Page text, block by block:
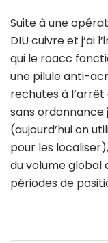
Suite à une
DIU cuivre et j’ai
qui le roacc
une pilule anti-
rechutes à
sans
(aujourd’hui on
pour les
du volume global
périodes de